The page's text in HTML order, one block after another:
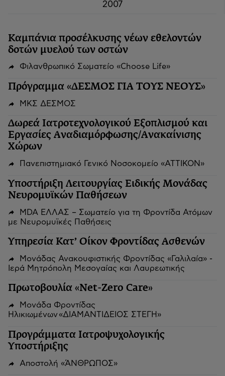
2007
Καμπάνια προσέλκυσης νέων εθελοντών
δοτών μυελού των οστών
Φιλανθρωπικό Σωματείο «Choose Life»
Πρόγραμμα «ΔΕΣΜΟΣ ΓΙΑ ΤΟΥΣ ΝΕΟΥΣ»
ΜΚΣ ΔΕΣΜΟΣ
Δωρεά Ιατροτεχνολογικού Εξοπλισμού και
Εργασίες Αναδιαμόρφωσης/Ανακαίνισης
Χώρων
Πανεπιστημιακό Γενικό Νοσοκομείο «ΑΤΤΙΚΟΝ»
Υποστήριξη Λειτουργίας Ειδικής Μονάδας
Νευρομυϊκών Παθήσεων
MDA ΕΛΛΑΣ – Σωματείο για τη Φροντίδα Ατόμων
με Νευρομυϊκές Παθήσεις
Υπηρεσία Κατ’ Οίκον Φροντίδας Ασθενών
Μονάδας Ανακουφιστικής Φροντίδας «Γαλιλαία» -
Ιερά Μητρόπολη Μεσογαίας και Λαυρεωτικής
Πρωτοβουλία «Net-Zero Care»
Μονάδα Φροντίδας
Ηλικιωμένων «ΔΙΑΜΑΝΤΙΔΕΙΟΣ ΣΤΕΓΗ»
Προγράμματα Ιατροψυχολογικής
Υποστήριξης
Αποστολή «ΆΝΘΡΩΠΟΣ»